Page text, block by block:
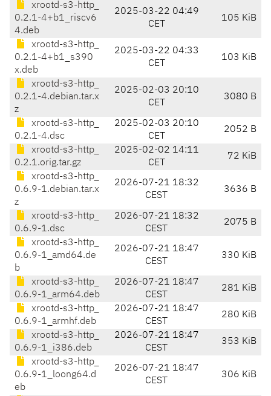
xrootd-s3-http_
0.2.1-4+b1_riscv6
4.deb
2025-03-22 04:49
CET
105 KiB
xrootd-s3-http_
0.2.1-4+b1_s390
x.deb
2025-03-22 04:33
CET
103 KiB
xrootd-s3-http_
0.2.1-4.debian.tar.x
z
2025-02-03 20:10
CET
3080 B
xrootd-s3-http_
0.2.1-4.dsc
2025-02-03 20:10
CET
2052 B
xrootd-s3-http_
0.2.1.orig.tar.gz
2025-02-02 14:11
CET
72 KiB
xrootd-s3-http_
0.6.9-1.debian.tar.x
z
2026-07-21 18:32
CEST
3636 B
xrootd-s3-http_
0.6.9-1.dsc
2026-07-21 18:32
CEST
2075 B
xrootd-s3-http_
0.6.9-1_amd64.de
b
2026-07-21 18:47
CEST
330 KiB
xrootd-s3-http_
0.6.9-1_arm64.deb
2026-07-21 18:47
CEST
281 KiB
xrootd-s3-http_
0.6.9-1_armhf.deb
2026-07-21 18:47
CEST
280 KiB
xrootd-s3-http_
0.6.9-1_i386.deb
2026-07-21 18:47
CEST
353 KiB
xrootd-s3-http_
0.6.9-1_loong64.d
eb
2026-07-21 18:47
CEST
306 KiB